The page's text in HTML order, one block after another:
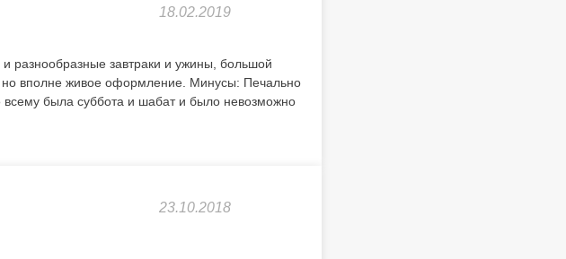
18.02.2019
разнообразные завтраки и ужины, большой
но вполне живое оформление. Минусы: Печально
всему была суббота и шабат и было невозможно
23.10.2018